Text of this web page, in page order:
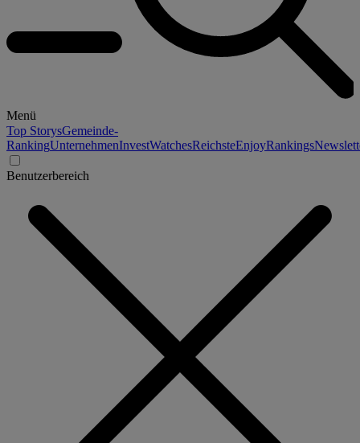
Menü
Top StorysGemeinde-
RankingUnternehmenInvestWatchesReichsteEnjoyRankings
Benutzerbereich